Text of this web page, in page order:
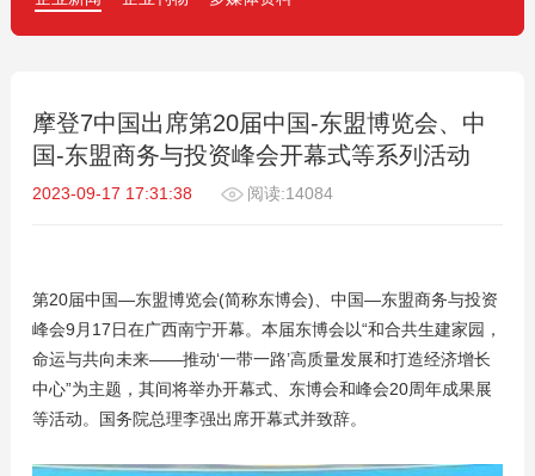
摩登7中国出席第20届中国-东盟博览会、中
国-东盟商务与投资峰会开幕式等系列活动
2023-09-17 17:31:38 阅读:14084
第20届中国—东盟博览会(简称东博会)、中国—东盟商务与投资
峰会9月17日在广西南宁开幕。本届东博会以“和合共生建家园，
命运与共向未来——推动‘一带一路’高质量发展和打造经济增长
中心”为主题，其间将举办开幕式、东博会和峰会20周年成果展
等活动。国务院总理李强出席开幕式并致辞。